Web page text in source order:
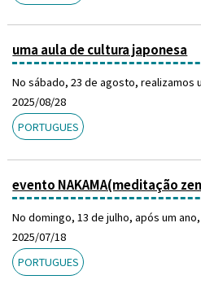
uma aula de cultura japonesa
No sábado, 23 de agosto, realizamos
2025/08/28
PORTUGUES
evento NAKAMA(meditação
No domingo, 13 de julho, após um
2025/07/18
PORTUGUES